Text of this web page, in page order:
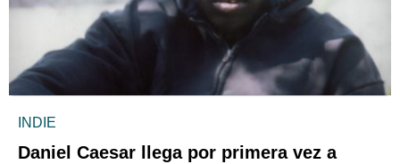
INDIE
Daniel Caesar llega por primera vez a